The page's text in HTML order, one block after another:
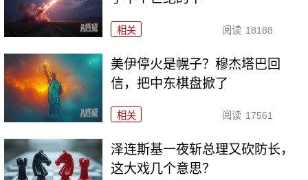
相关 阅读 18188
美伊停火是幌子？穆杰塔巴回
信，把中东棋盘掀了
相关 阅读 17561
泽连斯基一夜斩总理又砍防长，
这大戏几个意思？